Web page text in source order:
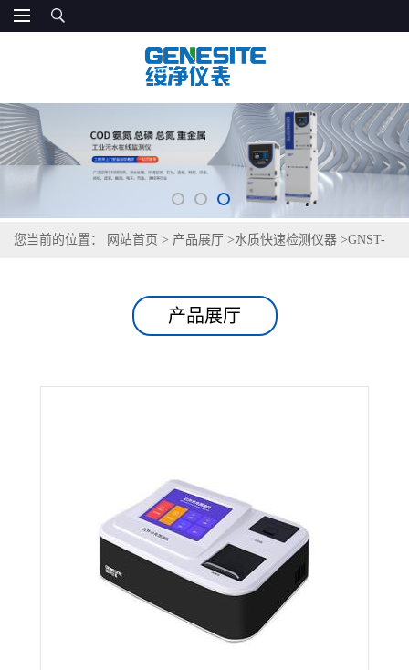
您当前的位置： 网站首页 > 产品展厅 >水质快速检测仪器 >GNST-
产品展厅